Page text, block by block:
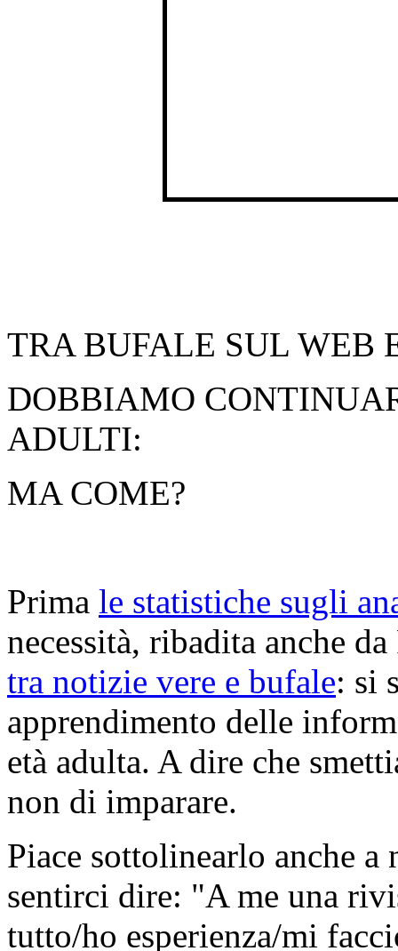
TRA BUFALE SUL WEB
DOBBIAMO
ADULTI:
MA COME?
Prima le statistiche sugli
necessità, ribadita anche
tra notizie vere e bufale: si
apprendimento delle
età adulta. A dire che
non di imparare.
Piace sottolinearlo anche
sentirci dire: "A me una
tutto/ho esperienza/mi